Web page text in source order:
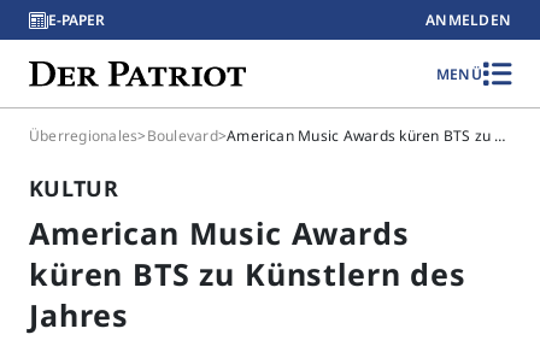
E-PAPER ANMELDEN
MENÜ
Überregionales>Boulevard> American Music Awards küren BTS zu Künstlern des Jahres
KULTUR
American Music Awards
küren BTS zu Künstlern des
Jahres